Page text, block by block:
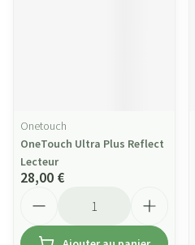
Onetouch
OneTouch Ultra Plus Reflect
Lecteur
28,00 €